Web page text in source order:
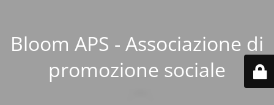
Bloom APS - Associazione di
promozione sociale